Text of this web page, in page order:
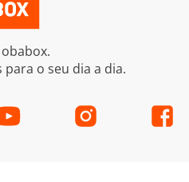
o seu dia a dia.